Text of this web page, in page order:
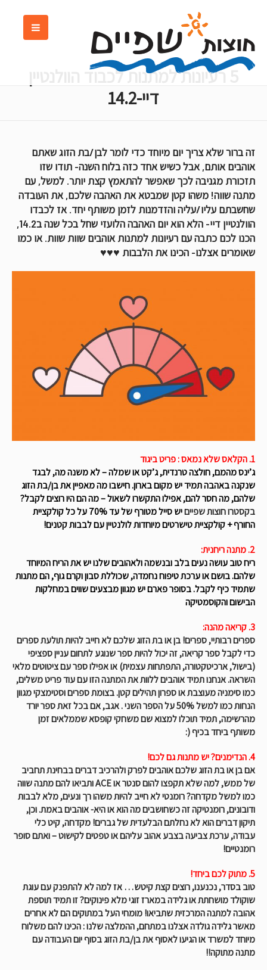
5 רעיונות למתנות לכבוד הוולנטיין
דיי-14.2
זה ברור שלא צריך יום מיוחד כדי לומר לבן/בת הזוג שאתם
אוהבים אותם, אבל כשיש אחד כזה בלוח השנה- תודו שזו
תזכורת מגניבה לכך שאפשר להתאמץ קצת יותר. למשל, עם
מתנה שווה! משהו קטן שמבטא את האהבה שלכם, את העובדה
שחשבתם עליו/עליה והזדמנות לזמן משותף יחד. אז לכבדו
הוולנטיין דיי- הלא הוא יום האהבה הלועזי שחל בכל שנה ב14.2,
הכנו לכם כתבה עם רעיונות למתנות אוהבים שוות שוות. או כמו
שאומרים אצלנו- הכינו את הלבבות ♥♥♥
1. הקלאס שלא נמאס : פריט ביגוד
ג’ינס מהמם, חולצה טרנדית, ג’קט או שמלה – לא משנה מה, לבגד
שנקנה באהבה תמיד יש מקום בארון. חישבו מה מאפיין את בן/בת הזוג
שלהם, מה חסר להם, אפילו התקשרו לשאול – מה הם היו רוצים לקבל?
בקסטרו חוצות שפיים
יש סייל מטורף של עד 70% על כל קולקציית
החורף + קולקציית טישרטים מיוחדות לולנטיין עם לבבות קטנים!
2. מתנה ריחנית:
ריח טוב עושה נעים בלב ובנשמה ולאהובים שלנו יש את הריח המיוחד
שלהם. בושם או ערכת טיפוח נחמדה, שכוללת סבון וקרם גוף, הם מתנות
שתמיד כיף לקבל. בסופר פארם יש מגוון מבצעים שווים במחלקות
הבישום והקוסמטיקה
3. קריאה מהנה:
ספרים רבותיי, ספרים! בן או בת הזוג שלכם לא חייב להיות תולעת ספרים
כדי לקבל ספר קריאה, זה יכול להיות ספר שנוגע לתחום עניין ספציפי
(בישול, ארכיטקטורה, התפתחות עצמית) או אפילו ספר עם ציטוטים מלאי
השראה. אנחנו תמיד אוהבים ללוות את המתנה הזו עם עוד פריט משלים,
כמו סימניה מעוצבת או ספרון תהילים קטן.בצומת ספריםוסטימצקימגוון
הנחות כמו למשל 50% על הספר השני . אגב, אם בכל זאת ספר יורד
מהרשימה, תמיד תוכלו למצוא שם משחקי קופסא שממלאים זמן
משותף ביחד בכיף (:
4. הנדימנים? יש מתנות גם לכם!
אם בן או בת הזוג שלכם אוהבים לפרק ולהרכיב דברים בבחינת תחביב
של ממש, למה שלא תקפצולהום סנטראוACEותביאו להם מתנה שווה
כמו למשל מקדחה? רומנטי לא חייב להיות משהו רך ונעים, מלא לבבות
ודובונים, רומנטיקה זה כשחושבים מה הוא או היא- אוהבים באמת. וכן,
תיקון דברים הוא לא נחלתם הבלעדית של גברים! מקדחה, קיט כלי
עבודה, ערכת צביעה בצבע אהוב עליהם או טפטים לקישוט – ואתם סופר
רומנטיים!
5. מתוק לכם ביחד!
טוב בסדר, נכנענו, רוצים קצת קיטש… אז למה לא להתפנק עם עוגת
שוקולד מושחתת או גלידה במארז זוגי מלא פינוקים? זו תמיד תוספת
אהובה למתנה המרכזית שתביאו! מומחי העל במתוקים הם לא אחרים
מאשר גלידה גולדה אצלנו במתחם, ההמלצה שלנו : הכינו להם משלוח
מיוחד למשרד או הגיעו לאסוף את בן/בת הזוג בסוף יום העבודה עם
מתנה מתוקה!!